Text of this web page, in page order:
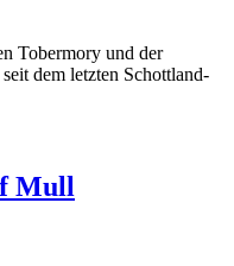
Tobermory und der
dem letzten Schottland-
Mull